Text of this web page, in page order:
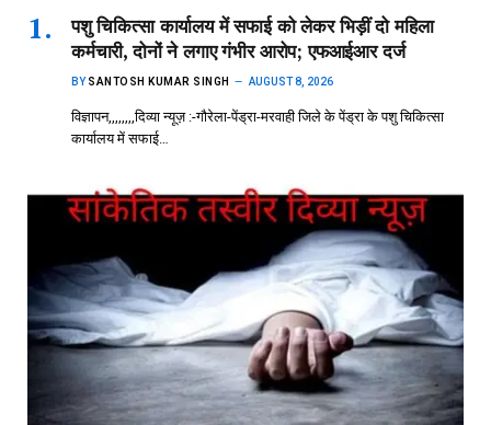
पशु चिकित्सा कार्यालय में सफाई को लेकर भिड़ीं दो महिला
कर्मचारी, दोनों ने लगाए गंभीर आरोप; एफआईआर दर्ज
BY SANTOSH KUMAR SINGH AUGUST 8, 2026
विज्ञापन,,,,,,,,दिव्या न्यूज़ :-गौरेला-पेंड्रा-मरवाही जिले के पेंड्रा के पशु चिकित्सा
कार्यालय में सफाई…